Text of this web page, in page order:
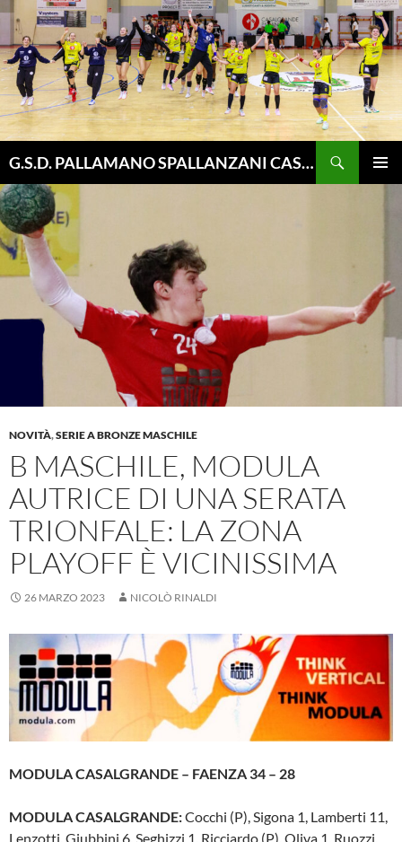
Vai
contenuto
G.S.D. PALLAMANO SPALLANZANI CASALGRANDE
NOVITÀ,SERIE A BRONZE MASCHILE
B MASCHILE, MODULA
AUTRICE DI UNA SERATA
TRIONFALE: LA ZONA
PLAYOFF È VICINISSIMA
26 MARZO 2023 NICOLÒ RINALDI
MODULA CASALGRANDE – FAENZA 34 – 28
MODULA CASALGRANDE:Cocchi (P), Sigona 1, Lamberti 11,
Lenzotti, Giubbini 6, Seghizzi 1, Ricciardo (P), Oliva 1, Ruozzi,